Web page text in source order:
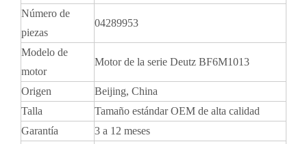
Número de
piezas
04289953
Modelo de
motor
Motor de la serie Deutz BF6M1013
Origen
Beijing, China
Talla
Tamaño estándar OEM de alta calidad
Garantía
3 a 12 meses